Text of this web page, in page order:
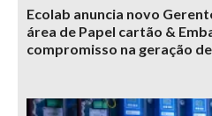
Ecolab anuncia novo
área de Papel cartão &
compromisso na geração